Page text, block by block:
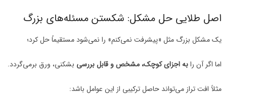
اصل طلایی حل مشکل: شکستن مسئله‌های بزرگ
یک مشکل بزرگ مثل «پیشرفت نمی‌کنم» را نمی‌شود مستقیماً حل کرد؛
اما اگر آن رابه اجزای کوچک، مشخص و قابل بررسی بشکنی، ورق برمی‌گردد.
مثلاً افت تراز می‌تواند حاصل ترکیبی از این عوامل باشد: